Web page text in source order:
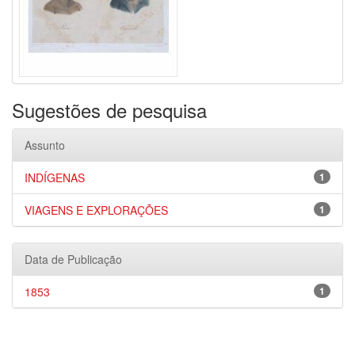
Sugestões de pesquisa
Assunto
1
INDÍGENAS
1
VIAGENS E EXPLORAÇÕES
Data de Publicação
1
1853